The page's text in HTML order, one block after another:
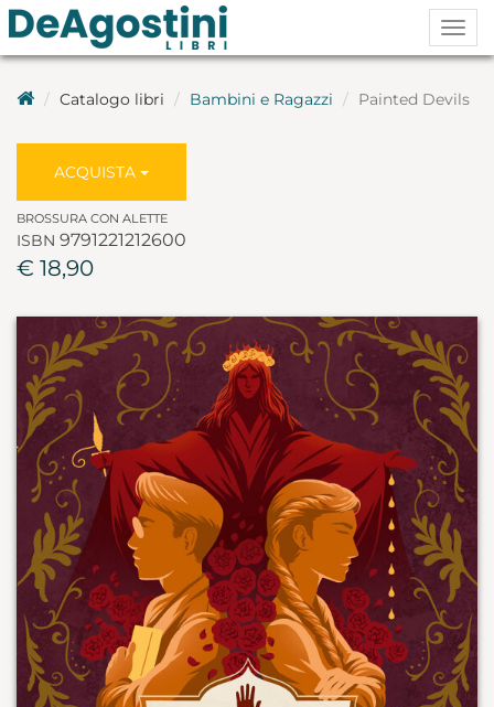
Catalogo libri Bambini e Ragazzi Painted Devils
ACQUISTA
BROSSURA CON ALETTE
ISBN 9791221212600
€ 18,90